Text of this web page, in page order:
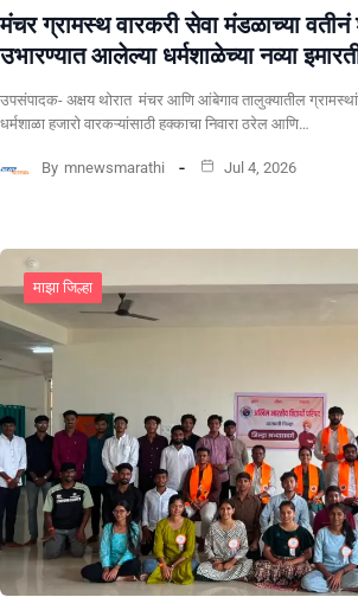
मंचर ग्रामस्थ वारकरी सेवा मंडळाच्या
उभारण्यात आलेल्या धर्मशाळेच्या नव्या
उपसंपादक- अक्षय थोरात मंचर आणि आंबेगाव तालुक्यातील
धर्मशाळा हजारो वारकऱ्यांसाठी हक्काचा निवारा ठरेल आणि…
By mnewsmarathi Jul 4, 2026
माझा जिल्हा